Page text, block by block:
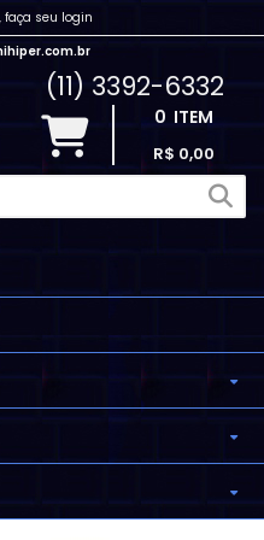
faça seu login
(11) 3392-6332
0 ITEM
R$ 0,00